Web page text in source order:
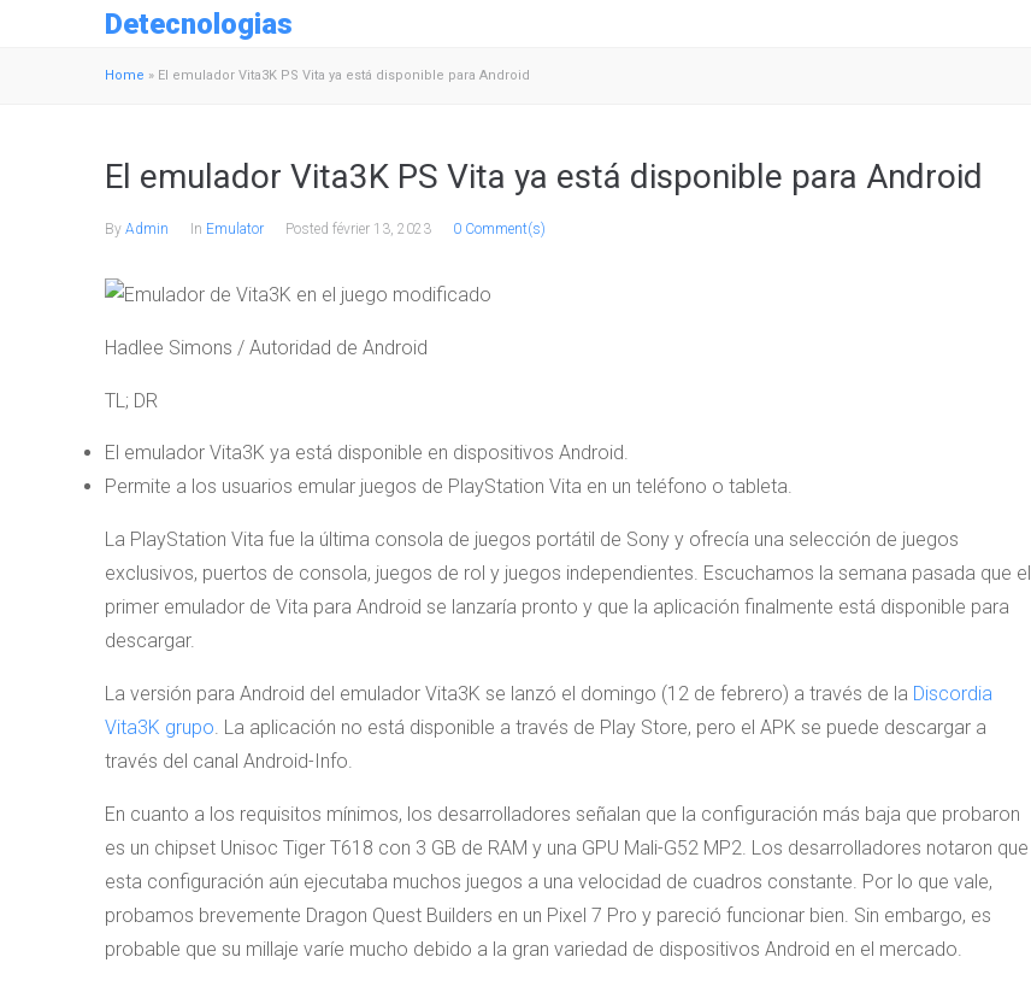
Detecnologias
Home » El emulador Vita3K PS Vita ya está disponible para Android
El emulador Vita3K PS Vita ya está disponible para Android
By Admin In Emulator Posted février 13, 2023 0 Comment(s)
Hadlee Simons / Autoridad de Android
TL; DR
El emulador Vita3K ya está disponible en dispositivos Android.
Permite a los usuarios emular juegos de PlayStation Vita en un teléfono o tableta.
La PlayStation Vita fue la última consola de juegos portátil de Sony y ofrecía una selección de juegos
exclusivos, puertos de consola, juegos de rol y juegos independientes. Escuchamos la semana pasada que el
primer emulador de Vita para Android se lanzaría pronto y que la aplicación finalmente está disponible para
descargar.
La versión para Android del emulador Vita3K se lanzó el domingo (12 de febrero) a través de la Discordia
Vita3K grupo . La aplicación no está disponible a través de Play Store, pero el APK se puede descargar a
través del canal Android-Info.
En cuanto a los requisitos mínimos, los desarrolladores señalan que la configuración más baja que probaron
es un chipset Unisoc Tiger T618 con 3 GB de RAM y una GPU Mali-G52 MP2. Los desarrolladores notaron que
esta configuración aún ejecutaba muchos juegos a una velocidad de cuadros constante. Por lo que vale,
probamos brevemente Dragon Quest Builders en un Pixel 7 Pro y pareció funcionar bien. Sin embargo, es
probable que su millaje varíe mucho debido a la gran variedad de dispositivos Android en el mercado.